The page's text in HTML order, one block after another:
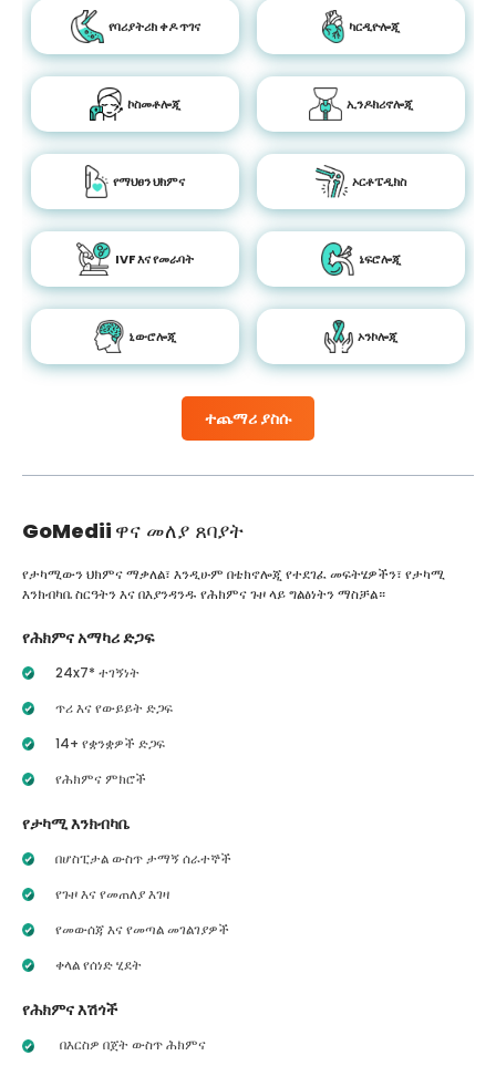
ተጨማሪ ያስሱ
የባሪያትሪክ ቀዶ ጥገና ካርዲዮሎጂ
ኮስመቶሎጂ ኢንዶክሪኖሎጂ
የማህፀን ህክምና ኦርቶፔዲክስ
IVF እና የመራባት ኔፍሮሎጂ
ኒውሮሎጂ ኦንኮሎጂ
GoMedii ዋና መለያ ጸባያት
የታካሚውን ህክምና ማቃለል፣ እንዲሁም በቴክኖሎጂ የተደገፈ መፍትሄዎችን፣ የታካሚ
እንክብካቤ ስርዓትን እና በእያንዳንዱ የሕክምና ጉዞ ላይ ግልፅነትን ማስቻል።
የሕክምና አማካሪ ድጋፍ
24x7* ተገኝነት
ጥሪ እና የውይይት ድጋፍ
14+ የቋንቋዎች ድጋፍ
የሕክምና ምክሮች
የታካሚ እንክብካቤ
በሆስፒታል ውስጥ ታማኝ ሰራተኞች
የጉዞ እና የመጠለያ እገዛ
የመውሰጃ እና የመጣል መገልገያዎች
ቀላል የሰነድ ሂደት
የሕክምና እሽጎች
በእርስዎ በጀት ውስጥ ሕክምና